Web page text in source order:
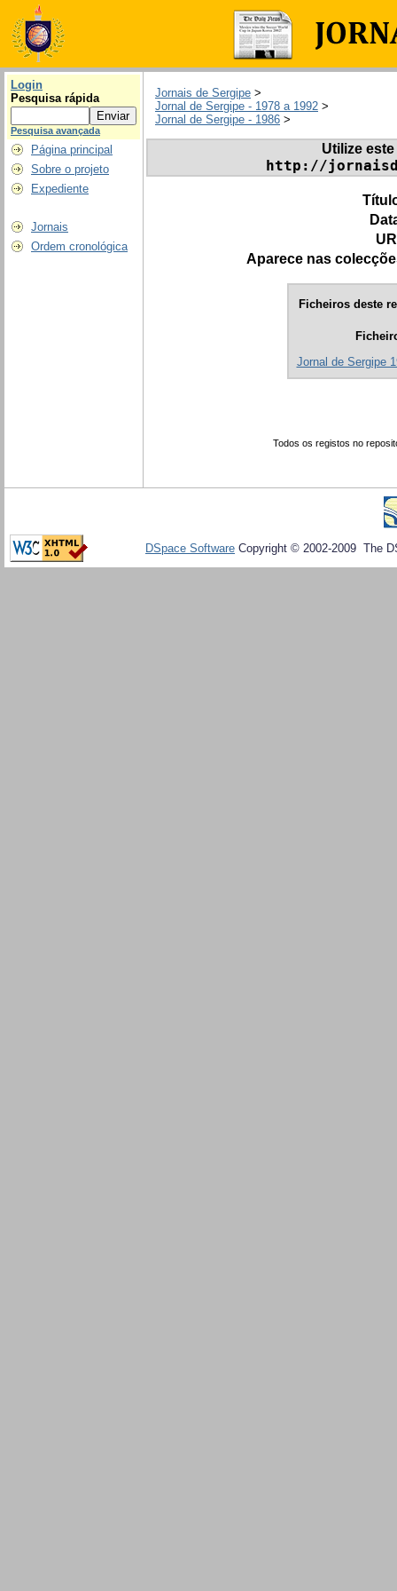
Login
Pesquisa rápida
Pesquisa avançada
Página principal
Sobre o projeto
Expediente
Jornais
Ordem cronológica
Jornais de Sergipe >
Jornal de Sergipe - 1978 a 1992 >
Jornal de Sergipe - 1986 >
Utilize
http://
Aparece nas
Ficheiros deste
Jornal de Sergipe
Todos os registos no
DSpace Software Copyright © 2002-2009 The